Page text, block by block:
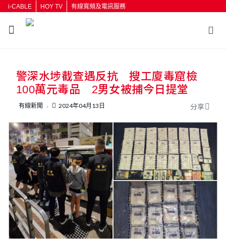
i-CABLE HOY TV 有線寬頻及電訊服務
按輸入鍵開始搜尋
警深水埗截查遇反抗 搜工廈毒窟檢
100萬元毒品 2男女被捕今日提堂
有線新聞 2024年04月13日 分享